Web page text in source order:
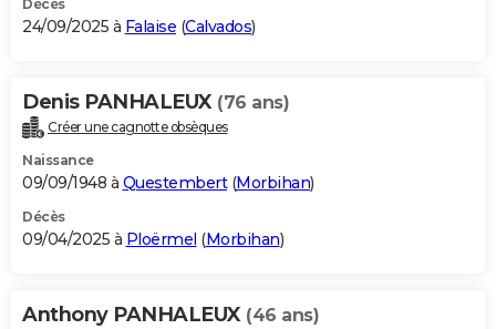
Décès
24/09/2025 à Falaise (Calvados)
Denis PANHALEUX (76 ans)
Créer une cagnotte obsèques
Naissance
09/09/1948 à Questembert(Morbihan)
Décès
09/04/2025 à Ploërmel (Morbihan)
Anthony PANHALEUX (46 ans)